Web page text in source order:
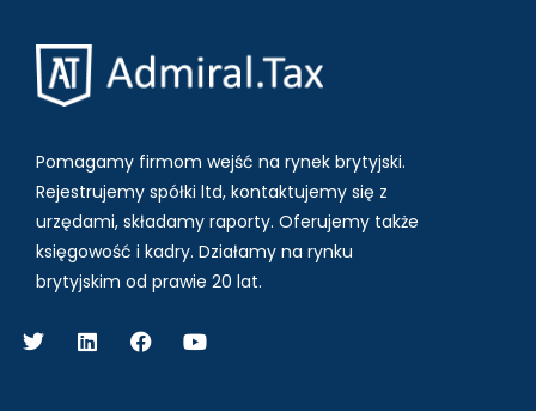
Pomagamy firmom wejść na rynek brytyjski.
Rejestrujemy spółki ltd, kontaktujemy się z
urzędami, składamy raporty. Oferujemy także
księgowość i kadry. Działamy na rynku
brytyjskim od prawie 20 lat.